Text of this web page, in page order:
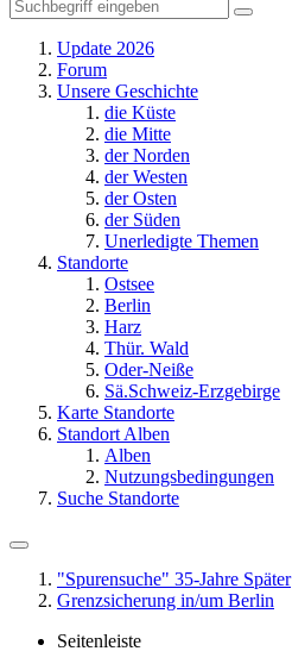
Update 2026
Forum
Unsere Geschichte
die Küste
die Mitte
der Norden
der Westen
der Osten
der Süden
Unerledigte Themen
Standorte
Ostsee
Berlin
Harz
Thür. Wald
Oder-Neiße
Sä.Schweiz-Erzgebirge
Karte Standorte
Standort Alben
Alben
Nutzungsbedingungen
Suche Standorte
"Spurensuche" 35-Jahre Später
Grenzsicherung in/um Berlin
Seitenleiste